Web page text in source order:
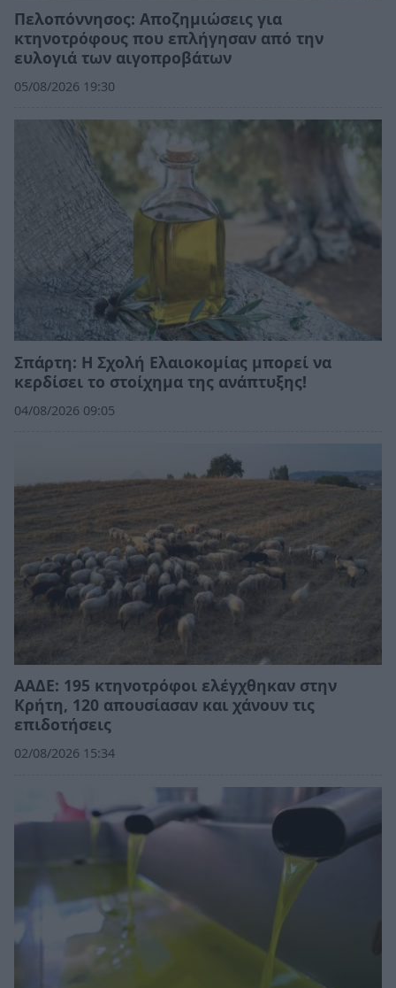
Πελοπόννησος: Αποζημιώσεις για
κτηνοτρόφους που επλήγησαν από την
ευλογιά των αιγοπροβάτων
05/08/2026 19:30
Σπάρτη: Η Σχολή Ελαιοκομίας μπορεί να
κερδίσει το στοίχημα της ανάπτυξης!
04/08/2026 09:05
ΑΑΔΕ: 195 κτηνοτρόφοι ελέγχθηκαν στην
Κρήτη, 120 απουσίασαν και χάνουν τις
επιδοτήσεις
02/08/2026 15:34